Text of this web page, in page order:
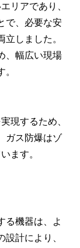
リアであり、
で、必要な安
しました。
、幅広い現場
現するため、
ガス防爆はゾ
ます。
る機器は、よ
計により、